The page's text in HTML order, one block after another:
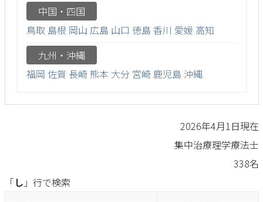
中国・四国
鳥取 島根 岡山 広島 山口 徳島 香川 愛媛 高知
九州・沖縄
福岡 佐賀 長崎熊本 大分 宮崎 鹿児島 沖縄
2026年4月1日現在
集中治療理学療法士
338名
「 し 」行で検索